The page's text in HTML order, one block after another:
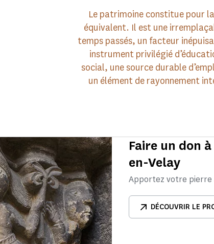
Le patrimoine constitue pour
équivalent. Il est une
temps passés, un facteur
instrument privilégié
social, une source durable
un élément de rayonnement
Faire un don
en-Velay
Apportez votre pierre
DÉCOUVRIR LE